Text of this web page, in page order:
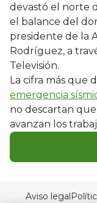
devastó el norte
el balance del
presidente de la
Rodríguez, a
Televisión.
La cifra más que
emergencia
no descartan
avanzan los
Aviso legal